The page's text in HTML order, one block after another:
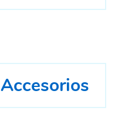
Accesorios